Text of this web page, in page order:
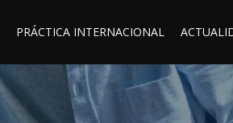
PRÁCTICA INTERNACIONAL